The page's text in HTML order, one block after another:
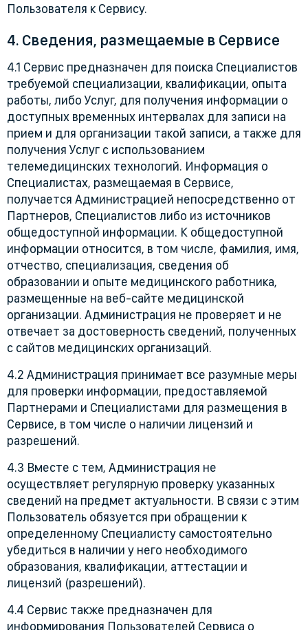
Пользователя к Сервису.
4. Сведения, размещаемые в Сервисе
4.1 Сервис предназначен для поиска Специалистов
требуемой специализации, квалификации, опыта
работы, либо Услуг, для получения информации о
доступных временных интервалах для записи на
прием и для организации такой записи, а также для
получения Услуг с использованием
телемедицинских технологий. Информация о
Специалистах, размещаемая в Сервисе,
получается Администрацией непосредственно от
Партнеров, Специалистов либо из источников
общедоступной информации. К общедоступной
информации относится, в том числе, фамилия, имя,
отчество, специализация, сведения об
образовании и опыте медицинского работника,
размещенные на веб-сайте медицинской
организации. Администрация не проверяет и не
отвечает за достоверность сведений, полученных
с сайтов медицинских организаций.
4.2 Администрация принимает все разумные меры
для проверки информации, предоставляемой
Партнерами и Специалистами для размещения в
Сервисе, в том числе о наличии лицензий и
разрешений.
4.3 Вместе с тем, Администрация не
осуществляет регулярную проверку указанных
сведений на предмет актуальности. В связи с этим
Пользователь обязуется при обращении к
определенному Специалисту самостоятельно
убедиться в наличии у него необходимого
образования, квалификации, аттестации и
лицензий (разрешений).
4.4 Сервис также предназначен для
информирования Пользователей Сервиса о